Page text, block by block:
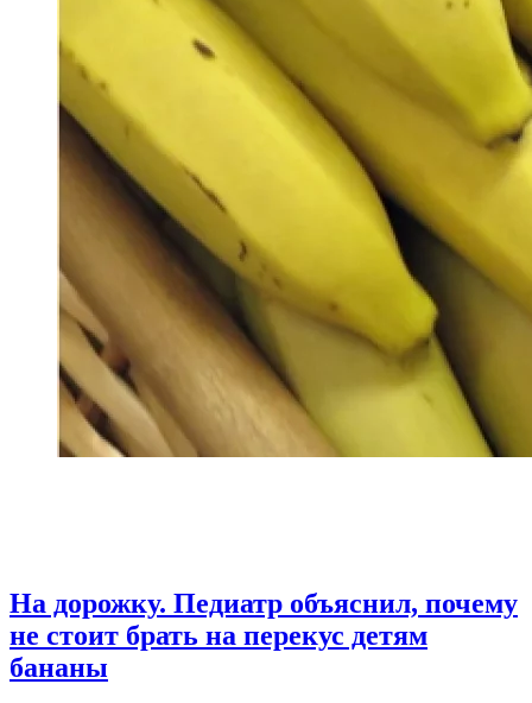
На дорожку. Педиатр объяснил, почему
не стоит брать на перекус детям
бананы